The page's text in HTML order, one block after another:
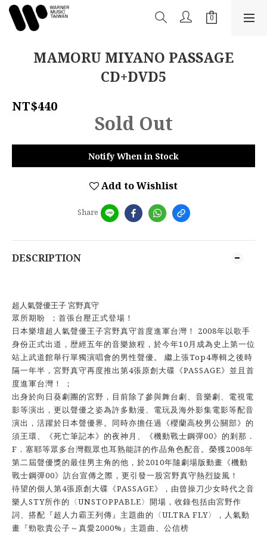
MAMORU MIYANO PASSAGE
CD+DVD5
NT$440
Sold Out
Notify When in Stock
Add to Wishlist
Share
DESCRIPTION
超人氣聲優王子 宮野真守
眾所期盼 ；首張台壓正式登場！
日本樂壇超人氣聲優王子宮野真守首度進軍台灣！ 2008年以歌手
身份正式出道，歴經五年的音樂旅程，於今年10月成為史上第一位
站上武道館舉行單獨演唱會的男性聲優。 繼上張Top4專輯之後時
隔一年半，宮野真守再度推出第4張原創大碟《PASSAGE》並且首
度進軍台灣！ ；
出身於向日葵劇團的宮野，目前除了參與舞台劇、音樂劇、電視電
影等演出，更以聲優之姿為許多動漫、電玩及海外影集電影等配音
演出，活躍於日本聲優界。同時亦擔任過《櫻蘭高校男公關部》的
須王環、《死亡筆記本》的夜神月、《機動戰士鋼彈00》的剎那．
F．塞耶等眾多台灣觀眾也耳熟能詳的作品角色配音。榮獲2008年
第二屆聲優獎的最佳男主角的他，於2010年隨劇場版動畫《機動
戰士鋼彈00》訪台宣傳之際，更引發一股宮野真守熱烈旋風！
待望的個人第4張原創大碟《PASSAGE》，由曾操刀少女時代之音
樂人STY所作的〈UNSTOPPABLE〉開場，收錄包括由宮野作
詞、搭配『超人力霸王列傳』主題曲的〈ULTRA FLY〉，人氣動
畫『勁歌貴公子～真愛2000%』主題曲、公信榜